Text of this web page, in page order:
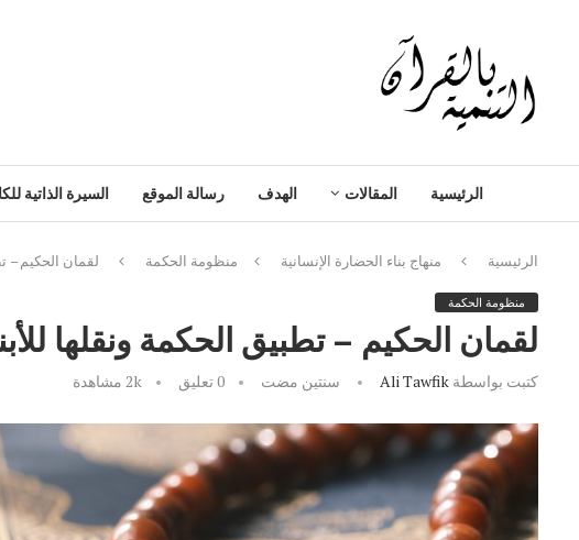
الرئيسية المقالات الهدف رسالة الموقع السيرة الذاتية
الرئيسية منهاج بناء الحضارة الإنسانية منظومة الحكمة لقمان الحكيم –
منظومة الحكمة
لقمان الحكيم – تطبيق الحكمة ونقلها
كتبت بواسطة Ali Tawfik سنتين مضت 0 تعليق 2k مشاهدة